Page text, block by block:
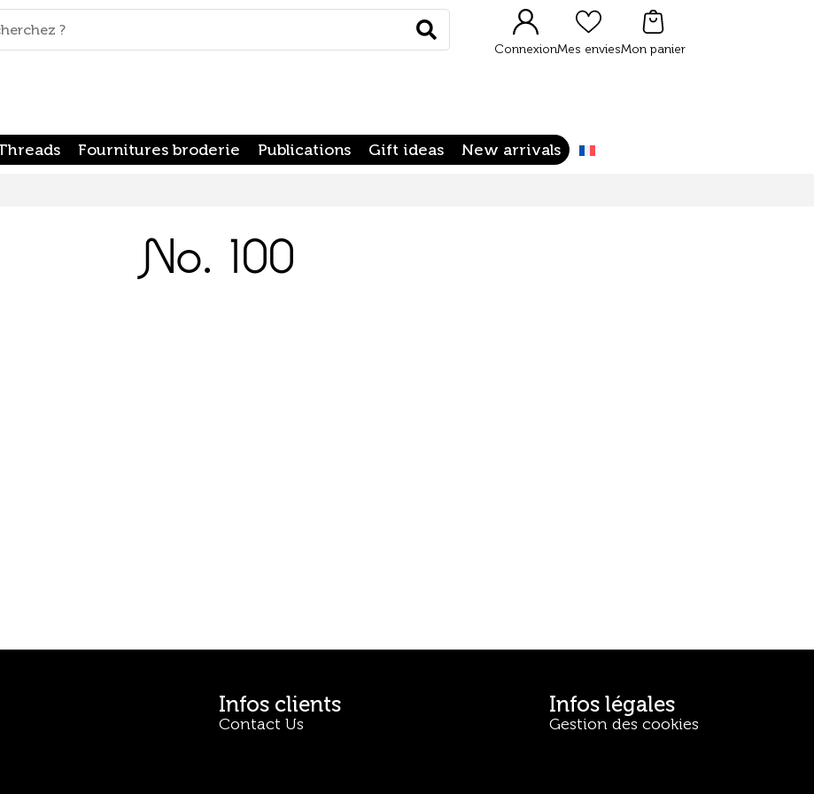
Rechercher
ConnexionMes enviesMon panier
Fournitures broderie Publications Gift ideas New arrivals
No. 100
Infos clients
Contact Us
Infos légales
Gestion des cookies